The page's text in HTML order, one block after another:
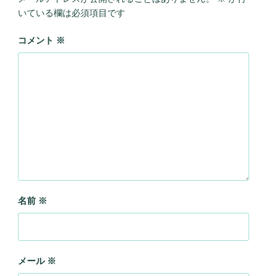
いている欄は必須項目です
コメント ※
名前 ※
メール ※